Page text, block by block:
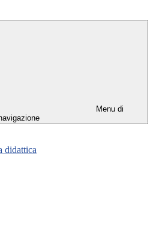
Menu di
didattica